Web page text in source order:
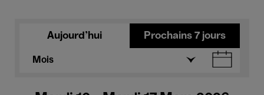
Aujourd'hui Prochains 7 jours
Mois